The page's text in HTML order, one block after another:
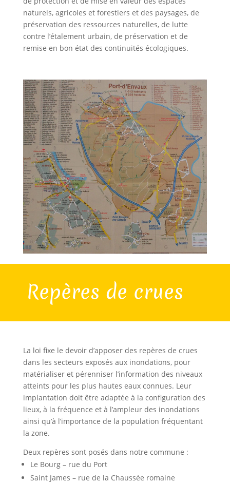
naturels, agricoles et forestiers et des paysages, de
préservation des ressources naturelles, de lutte
contre l’étalement urbain, de préservation et de
remise en bon état des continuités écologiques.
Repères de crues
La loi fixe le devoir d’apposer des repères de crues
dans les secteurs exposés aux inondations, pour
matérialiser et pérenniser l’information des niveaux
atteints pour les plus hautes eaux connues. Leur
implantation doit être adaptée à la configuration des
lieux, à la fréquence et à l’ampleur des inondations
ainsi qu’à l’importance de la population fréquentant
la zone.
Deux repères sont posés dans notre commune :
Le Bourg – rue du Port
Saint James – rue de la Chaussée romaine